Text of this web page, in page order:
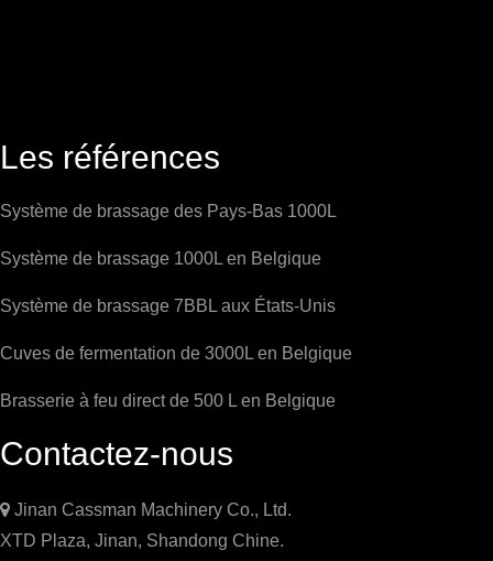
Les références
Système de brassage des Pays-Bas 1000L
Système de brassage 1000L en Belgique
Système de brassage 7BBL aux États-Unis
Cuves de fermentation de 3000L en Belgique
Brasserie à feu direct de 500 L en Belgique
Contactez-nous
 Jinan Cassman Machinery Co., Ltd.
XTD Plaza, Jinan, Shandong Chine.